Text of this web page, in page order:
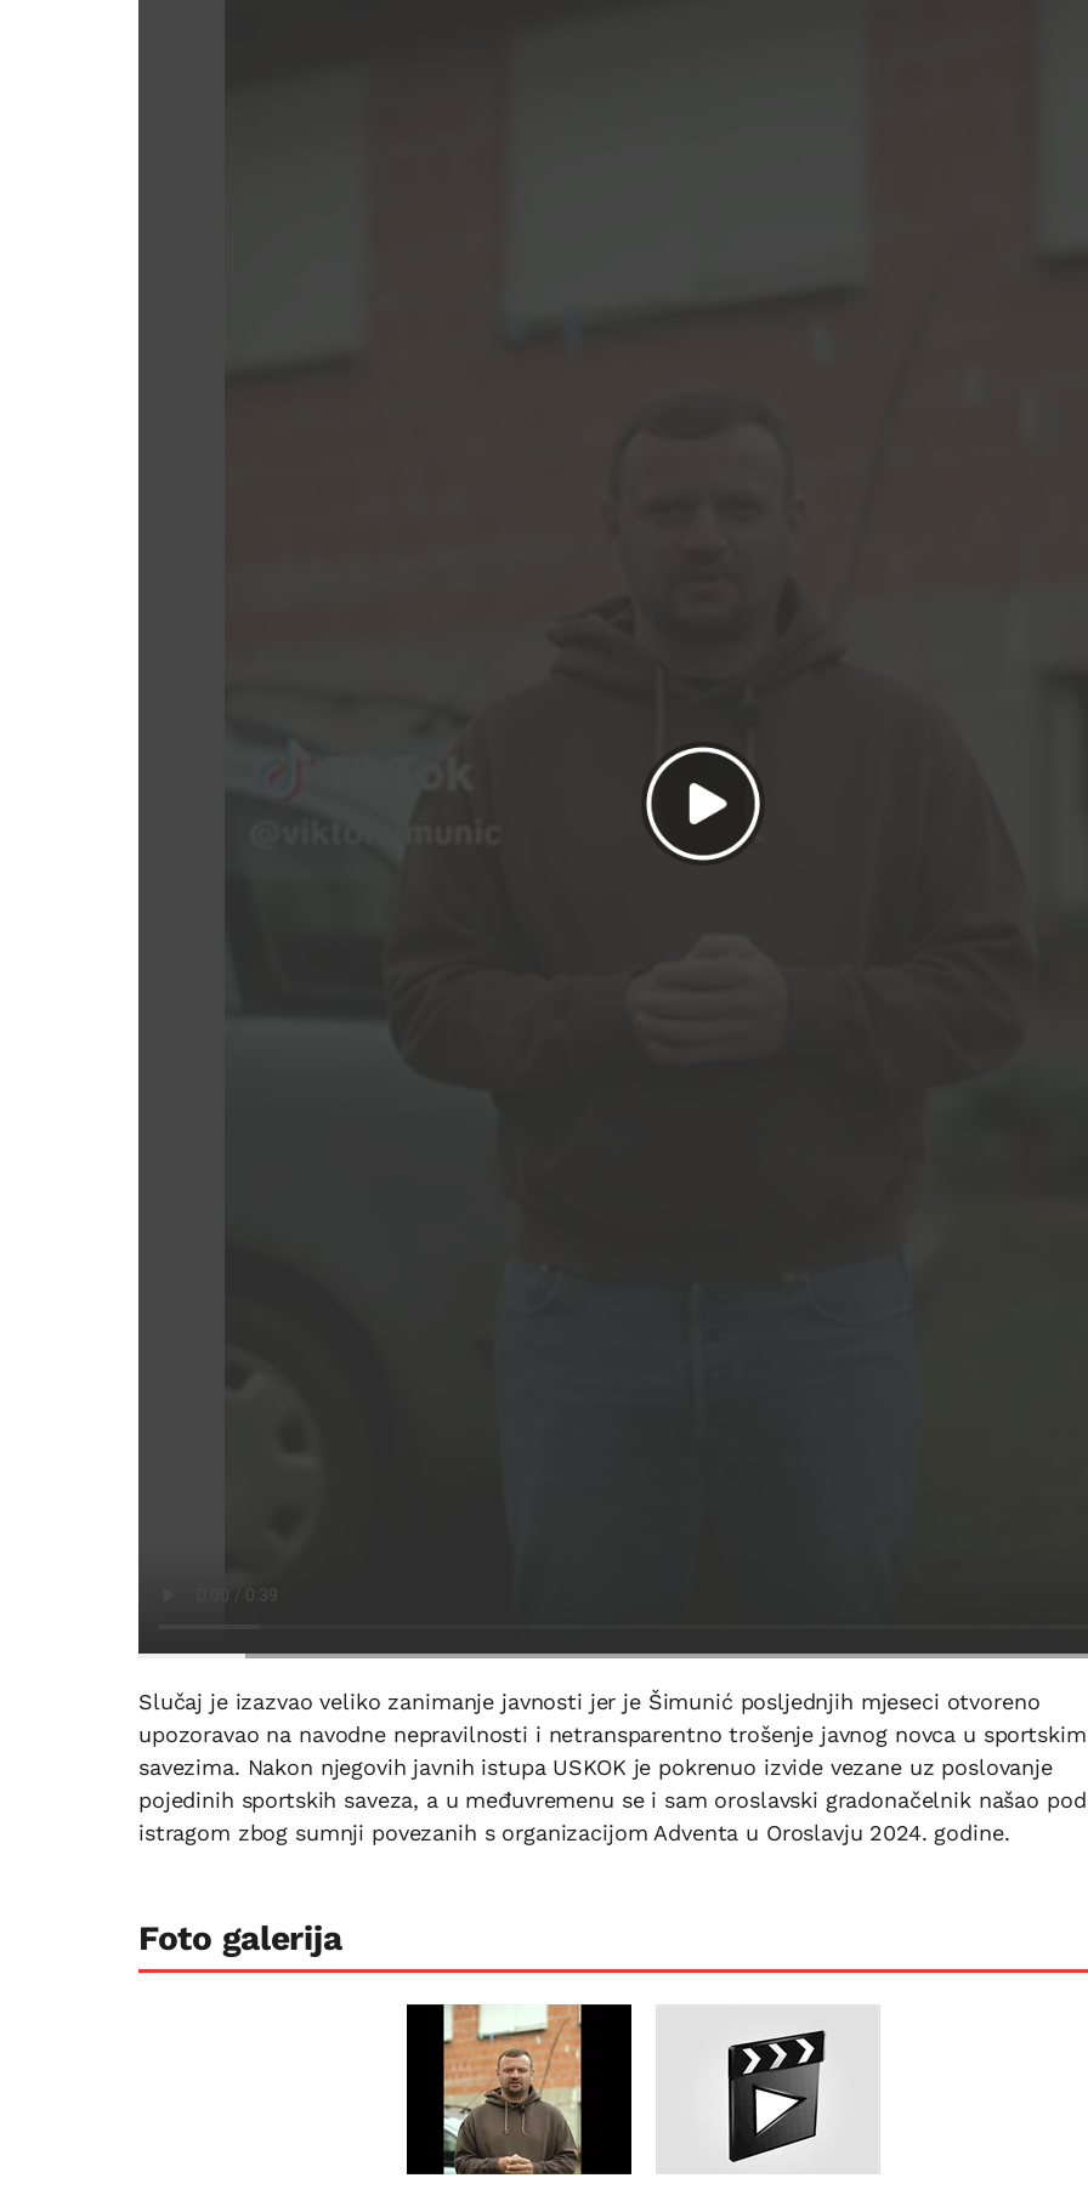
Slučaj je izazvao veliko zanimanje javnosti jer je Šimunić posljednjih mjeseci otvoreno
upozoravao na navodne nepravilnosti i netransparentno trošenje javnog novca u sportskim
savezima. Nakon njegovih javnih istupa USKOK je pokrenuo izvide vezane uz poslovanje
pojedinih sportskih saveza, a u međuvremenu se i sam oroslavski gradonačelnik našao pod
istragom zbog sumnji povezanih s organizacijom Adventa u Oroslavju 2024. godine.
Foto galerija